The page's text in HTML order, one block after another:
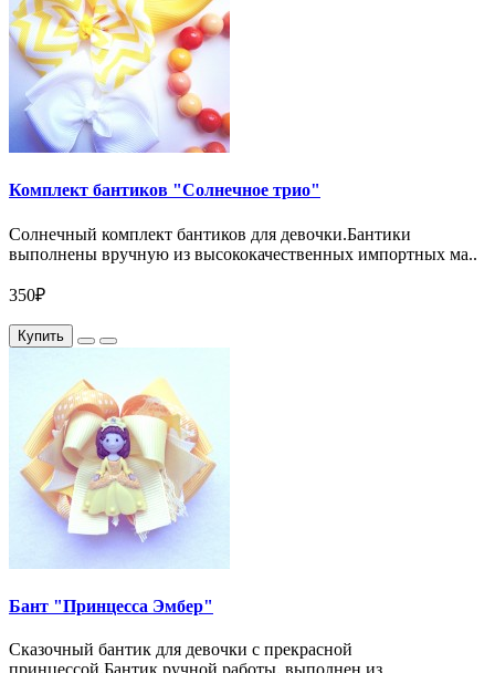
Комплект бантиков "Солнечное трио"
Солнечный комплект бантиков для девочки.Бантики
выполнены вручную из высококачественных импортных ма..
350₽
Купить
Бант "Принцесса Эмбер"
Сказочный бантик для девочки с прекрасной
принцессой.Бантик ручной работы, выполнен из